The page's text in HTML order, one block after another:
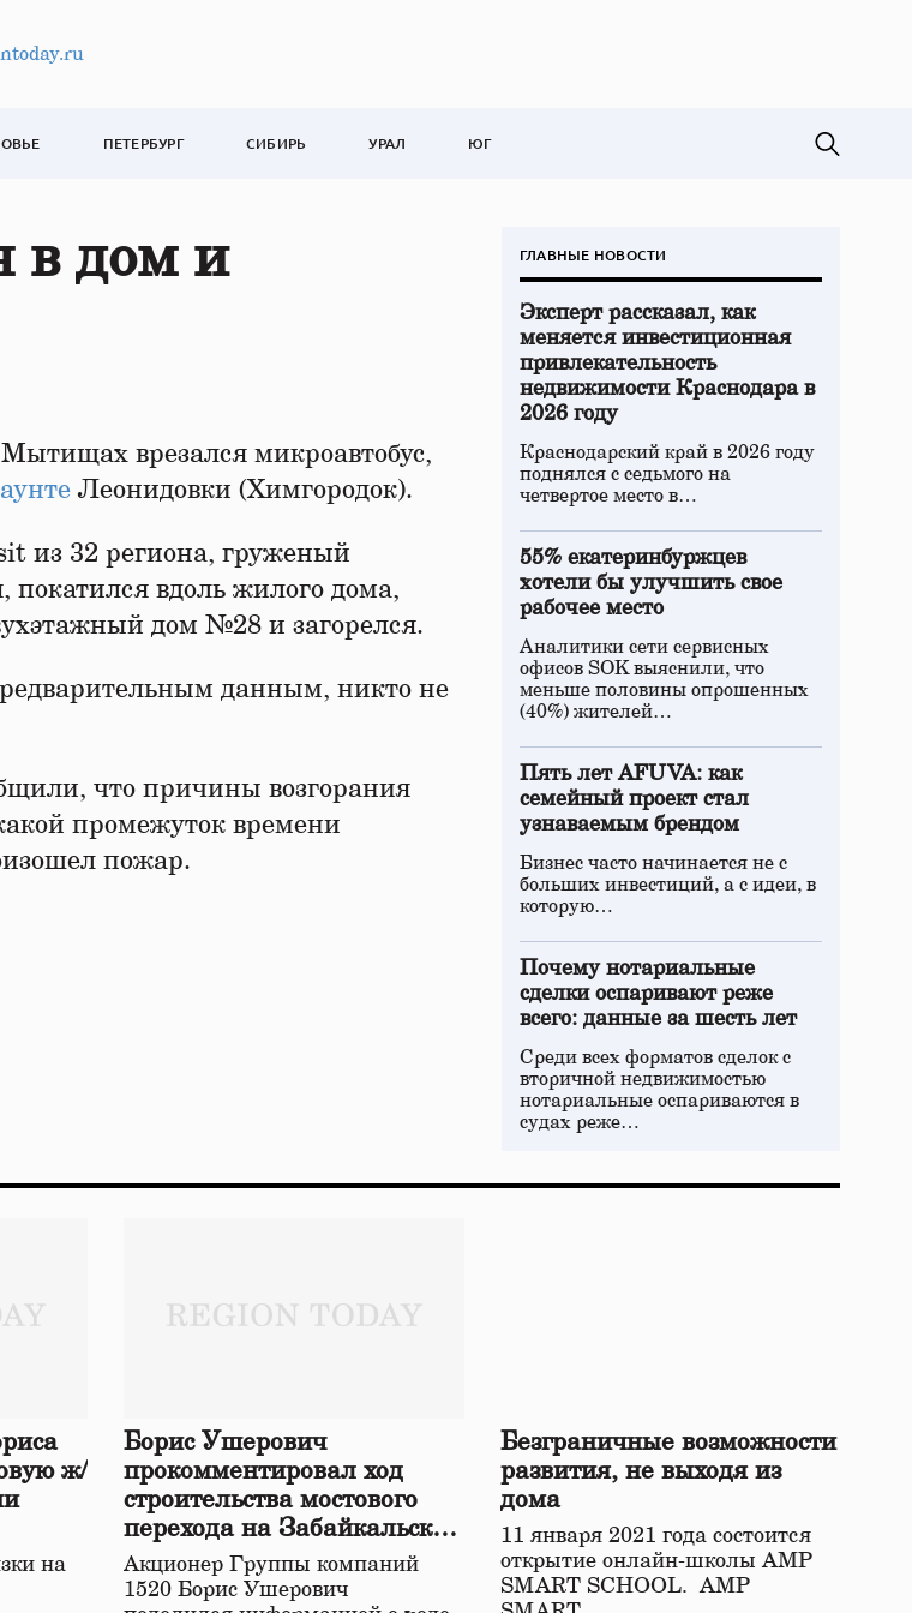
ПЕТЕРБУРГ СИБИРЬ УРАЛ ЮГ
в дом и
врезался микроавтобус,
Леонидовки (Химгородок).
из 32 региона, груженый
покатился вдоль жилого дома,
дом №28 и загорелся.
данным, никто не
что причины возгорания
промежуток времени
пожар.
ГЛАВНЫЕ НОВОСТИ
Эксперт рассказал, как
меняется инвестиционная
привлекательность
недвижимости Краснодара в
2026 году
Краснодарский край в 2026 году
поднялся с седьмого на
четвертое место в…
55% екатеринбуржцев
хотели бы улучшить свое
рабочее место
Аналитики сети сервисных
офисов SOK выяснили, что
меньше половины опрошенных
(40%) жителей…
Пять лет AFUVA: как
семейный проект стал
узнаваемым брендом
Бизнес часто начинается не с
больших инвестиций, а с идеи, в
которую…
Почему нотариальные
сделки оспаривают реже
всего: данные за шесть лет
Среди всех форматов сделок с
вторичной недвижимостью
нотариальные оспариваются в
судах реже…
ж/
на
Борис Ушерович
прокомментировал ход
строительства мостового
перехода на Забайкальской
железной дороге
Акционер Группы компаний
1520 Борис Ушерович
Безграничные возможности
развития, не выходя из
дома
11 января 2021 года состоится
открытие онлайн-школы АМР
SMART SCHOOL. АМР